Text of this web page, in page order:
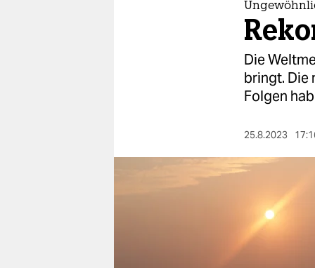
nord
Die
bringt. Die
Folgen
25.8.2023